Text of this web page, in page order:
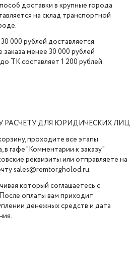
доставки в крупные города
на склад транспортной
000 рублей доставляется
менее 30 000 рублей
ТК составляет 1 200 рублей.
РАСЧЕТУ ДЛЯ ЮРИДИЧЕСКИХ ЛИЦ
проходите все этапы
в гафе "Комментарии к заказу"
реквизиты или отправляете на
sales@remtorgholod.ru.
который соглашаетесь с
оплаты вам приходит
денежных средств и дата